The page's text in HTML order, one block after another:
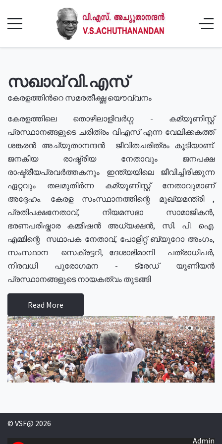
സഖാവ് വി.എസ്
കേരളത്തിൻറെ സമരതീക്ഷ്ണ യൌവ്വനം
കേരളത്തിലെ തൊഴിലാളിവർഗ്ഗ - കമ്യൂണിസ്റ്റ്
പ്രസ്ഥാനങ്ങളുടെ ചരിത്രം വിഎസ് എന്ന വേലിക്കകത്ത്
ശങ്കരൻ അച്യുതാനന്ദൻ ജീവിതചരിത്രം കൂടിയാണ്.
ജനകീയ രാഷ്ട്രീയ നേതാവും ജനപക്ഷ
രാഷ്ട്രീയപ്രവർത്തകനും ഇന്ത്യയിലെ ജീവിച്ചിരിക്കുന്ന
ഏറ്റവും തലമുതിർന്ന കമ്യൂണിസ്റ്റ് നേതാവുമാണ്
അദ്ദേഹം. കേരള സംസ്ഥാനത്തിന്റെ മുഖ്യമന്ത്രി ,
പ്രതിപക്ഷനേതാവ്, നിയമസഭാ സാമാജികൻ,
ഭരണപരിഷ്കാര കമ്മീഷൻ അധ്യക്ഷൻ, സി. പി. ഐ.
എമ്മിന്റെ സഥാപക നേതാവ്, പോളിറ്റ് ബ്യുറോ അംഗം,
സംസ്ഥാന സെക്രട്ടറി, ദേശാഭിമാനി പത്രാധിപർ,
നിരവധി പുരോഗമന - ട്രേഡ് യൂണിയൻ
പ്രസ്ഥാനങ്ങളുടെ നായകത്വം തുടങ്ങി
Read More
© VSF@ 2026
Admin